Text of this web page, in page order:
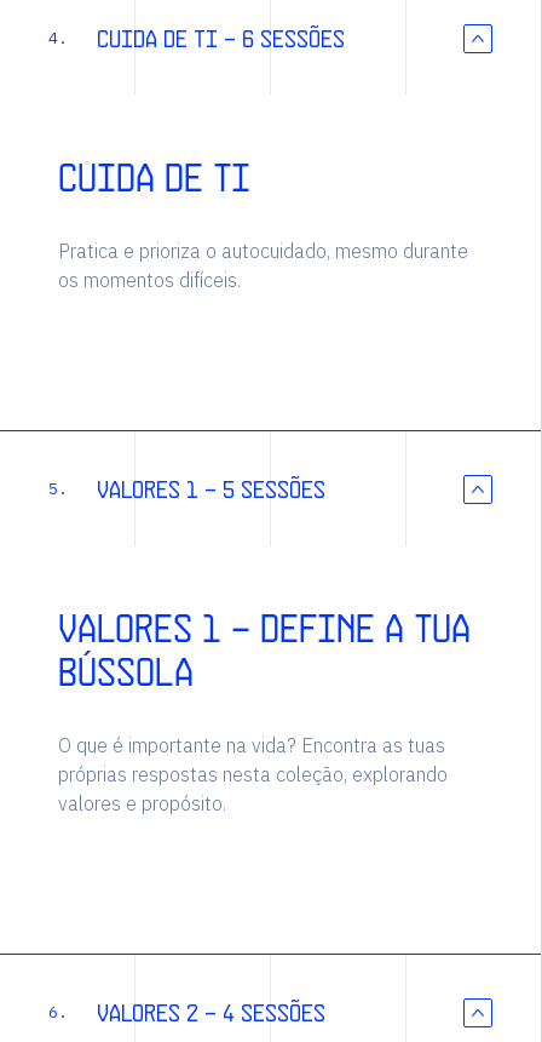
4. Cuida de ti - 6 sessões
Cuida de ti
Pratica e prioriza o autocuidado, mesmo durante
os momentos difíceis.
5. Valores 1 - 5 sessões
Valores 1 - Define a tua
bússola
O que é importante na vida? Encontra as tuas
próprias respostas nesta coleção, explorando
valores e propósito.
6. Valores 2 - 4 sessões